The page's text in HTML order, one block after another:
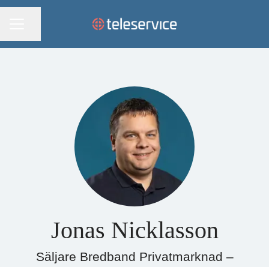
Jonas Nicklasson
Säljare Bredband Privatmarknad –